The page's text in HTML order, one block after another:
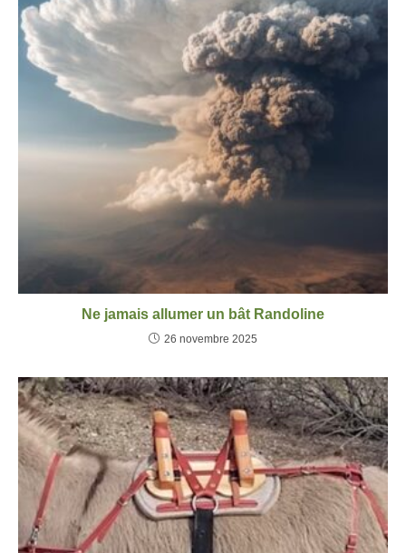
Ne jamais allumer un bât Randoline
26 novembre 2025